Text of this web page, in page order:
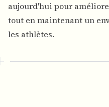
aujourd'hui pour
tout en maintenant un
les athlètes.